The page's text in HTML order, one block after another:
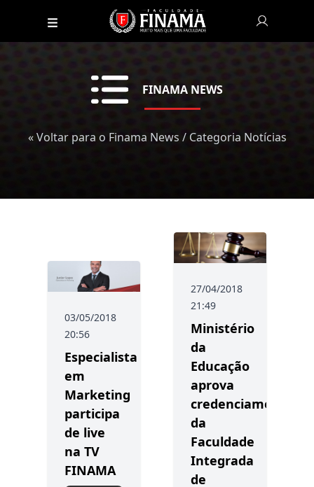
FINAMA NEWS
« Voltar para o Finama News / Categoria Notícias
03/05/2018
20:56
Especialista
em
Marketing
participa
de live
na TV
FINAMA
27/04/2018
21:49
Ministério
da
Educação
aprova
credenciamento
da
Faculdade
Integrada
de